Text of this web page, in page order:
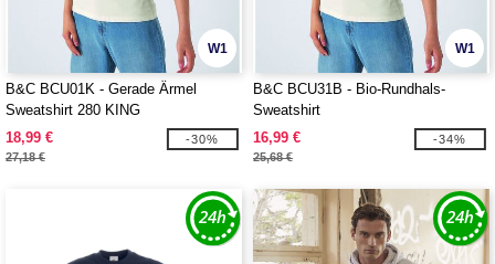
W1
B&C BCU01K - Gerade Ärmel
Sweatshirt 280 KING
18,99 €
27,18 €
-30%
W1
B&C BCU31B - Bio-Rundhals-
Sweatshirt
16,99 €
25,68 €
-34%